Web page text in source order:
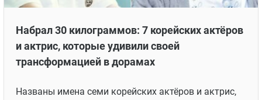
Набрал 30 килограммов: 7 корейских актёров
и актрис, которые удивили своей
трансформацией в дорамах
Названы имена семи корейских актёров и актрис,